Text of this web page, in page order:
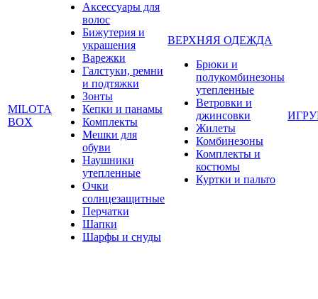
MILOTA
BOX
Аксессуары для
волос
Бижутерия и
украшения
Варежки
Галстуки, ремни
и подтяжки
Зонты
Кепки и панамы
Комплекты
Мешки для
обуви
Наушники
утепленные
Очки
солнцезащитные
Перчатки
Шапки
Шарфы и снуды
ВЕРХНЯЯ ОДЕЖДА
Брюки и
полукомбинезоны
утепленные
Ветровки и
джинсовки
Жилеты
Комбинезоны
Комплекты и
костюмы
Куртки и пальто